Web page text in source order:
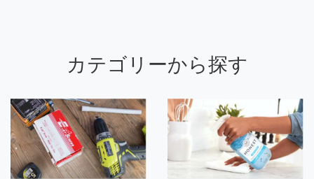
カテゴリーから探す